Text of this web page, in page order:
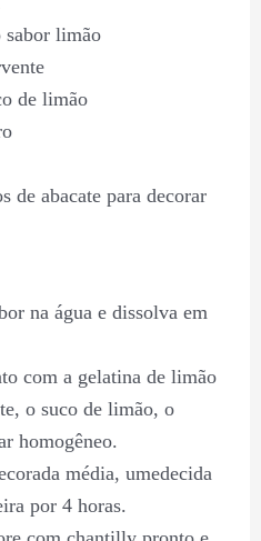
sabor limão
de limão
de abacate para decorar
na água e dissolva em
com a gelatina de limão
o suco de limão, o
homogêneo.
média, umedecida
por 4 horas.